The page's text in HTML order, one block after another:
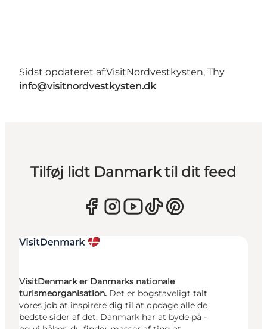
Sidst opdateret af:VisitNordvestkysten, Thy
info@visitnordvestkysten.dk
Tilføj lidt Danmark til dit feed
VisitDenmark er Danmarks nationale
turismeorganisation. Det er bogstaveligt talt
vores job at inspirere dig til at opdage alle de
bedste sider af det, Danmark har at byde på -